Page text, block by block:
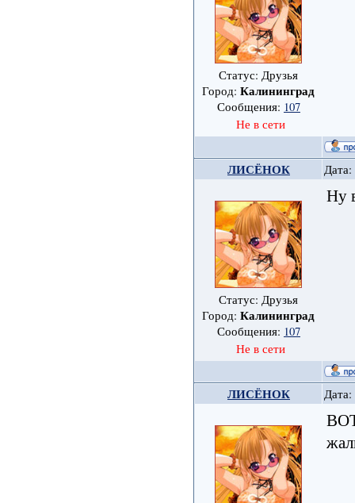
Статус: Друзья
Город:Калининград
Сообщения: 107
Не в сети
ЛИСЁНОК
Статус: Друзья
Город:Калининград
Сообщения: 107
Не в сети
Ну
ЛИСЁНОК